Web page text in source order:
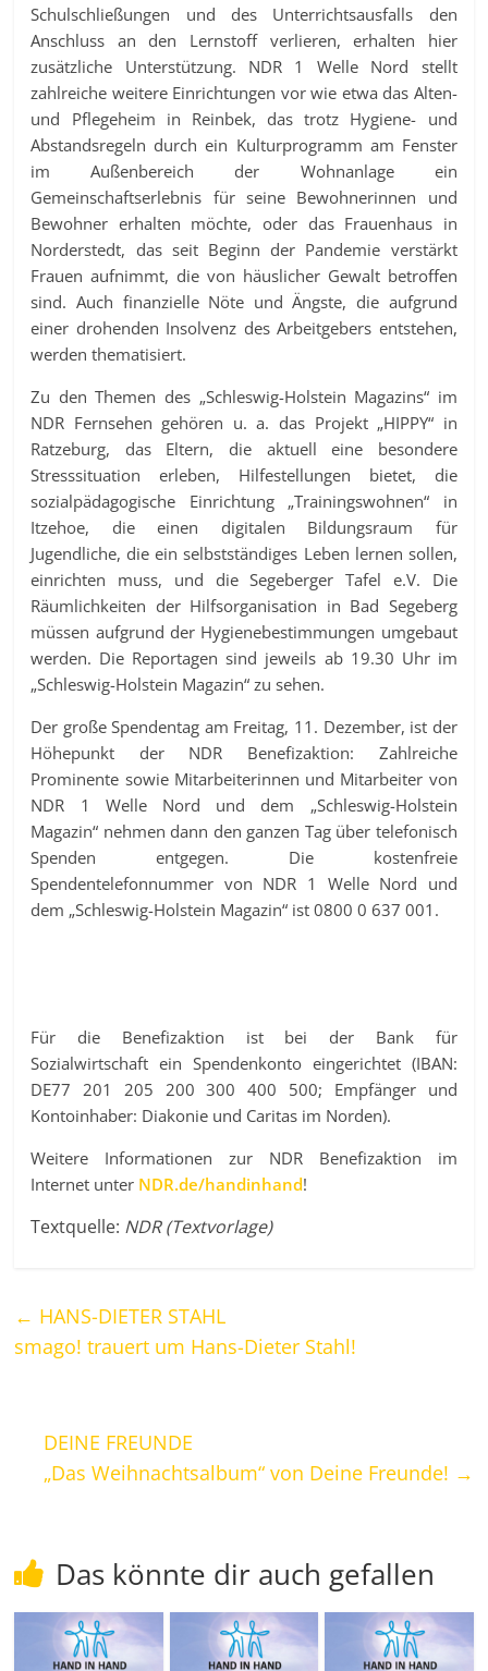
Schulschließungen und des Unterrichtsausfalls den
Anschluss an den Lernstoff verlieren, erhalten hier
zusätzliche Unterstützung. NDR 1 Welle Nord stellt
zahlreiche weitere Einrichtungen vor wie etwa das Alten-
und Pflegeheim in Reinbek, das trotz Hygiene- und
Abstandsregeln durch ein Kulturprogramm am Fenster
im Außenbereich der Wohnanlage ein
Gemeinschaftserlebnis für seine Bewohnerinnen und
Bewohner erhalten möchte, oder das Frauenhaus in
Norderstedt, das seit Beginn der Pandemie verstärkt
Frauen aufnimmt, die von häuslicher Gewalt betroffen
sind. Auch finanzielle Nöte und Ängste, die aufgrund
einer drohenden Insolvenz des Arbeitgebers entstehen,
werden thematisiert.
Zu den Themen des „Schleswig-Holstein Magazins“ im
NDR Fernsehen gehören u. a. das Projekt „HIPPY“ in
Ratzeburg, das Eltern, die aktuell eine besondere
Stresssituation erleben, Hilfestellungen bietet, die
sozialpädagogische Einrichtung „Trainingswohnen“ in
Itzehoe, die einen digitalen Bildungsraum für
Jugendliche, die ein selbstständiges Leben lernen sollen,
einrichten muss, und die Segeberger Tafel e.V. Die
Räumlichkeiten der Hilfsorganisation in Bad Segeberg
müssen aufgrund der Hygienebestimmungen umgebaut
werden. Die Reportagen sind jeweils ab 19.30 Uhr im
„Schleswig-Holstein Magazin“ zu sehen.
Der große Spendentag am Freitag, 11. Dezember, ist der
Höhepunkt der NDR Benefizaktion: Zahlreiche
Prominente sowie Mitarbeiterinnen und Mitarbeiter von
NDR 1 Welle Nord und dem „Schleswig-Holstein
Magazin“ nehmen dann den ganzen Tag über telefonisch
Spenden entgegen. Die kostenfreie
Spendentelefonnummer von NDR 1 Welle Nord und
dem „Schleswig-Holstein Magazin“ ist 0800 0 637 001.
Für die Benefizaktion ist bei der Bank für
Sozialwirtschaft ein Spendenkonto eingerichtet (IBAN:
DE77 201 205 200 300 400 500; Empfänger und
Kontoinhaber: Diakonie und Caritas im Norden).
Weitere Informationen zur NDR Benefizaktion im
Internet unter NDR.de/handinhand!
Textquelle: NDR (Textvorlage)
← HANS-DIETER STAHL
smago! trauert um Hans-Dieter Stahl!
DEINE FREUNDE
„Das Weihnachtsalbum“ von Deine Freunde! →
Das könnte dir auch gefallen